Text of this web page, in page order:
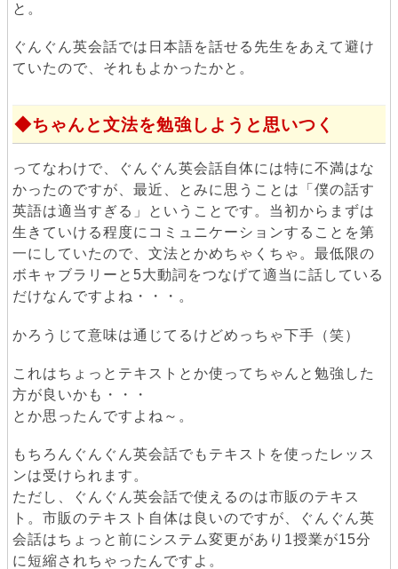
と。
ぐんぐん英会話では日本語を話せる先生をあえて避け
ていたので、それもよかったかと。
ちゃんと文法を勉強しようと思いつく
ってなわけで、ぐんぐん英会話自体には特に不満はな
かったのですが、最近、とみに思うことは「僕の話す
英語は適当すぎる」ということです。当初からまずは
生きていける程度にコミュニケーションすることを第
一にしていたので、文法とかめちゃくちゃ。最低限の
ボキャブラリーと5大動詞をつなげて適当に話している
だけなんですよね・・・。
かろうじて意味は通じてるけどめっちゃ下手（笑）
これはちょっとテキストとか使ってちゃんと勉強した
方が良いかも・・・
とか思ったんですよね～。
もちろんぐんぐん英会話でもテキストを使ったレッス
ンは受けられます。
ただし、ぐんぐん英会話で使えるのは市販のテキス
ト。市販のテキスト自体は良いのですが、ぐんぐん英
会話はちょっと前にシステム変更があり1授業が15分
に短縮されちゃったんですよ。